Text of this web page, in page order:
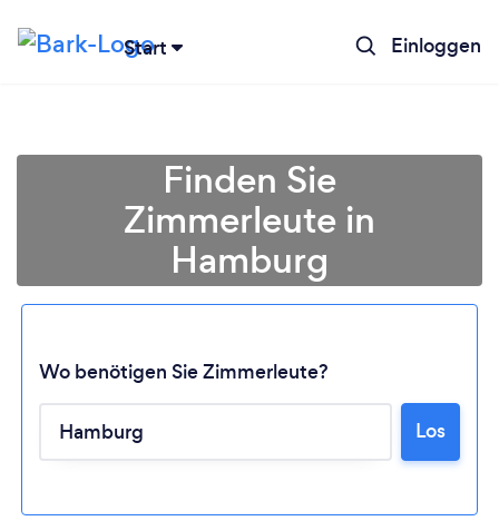
Start Einloggen
Finden Sie
Zimmerleute in
Hamburg
Wo benötigen Sie Zimmerleute?
Los